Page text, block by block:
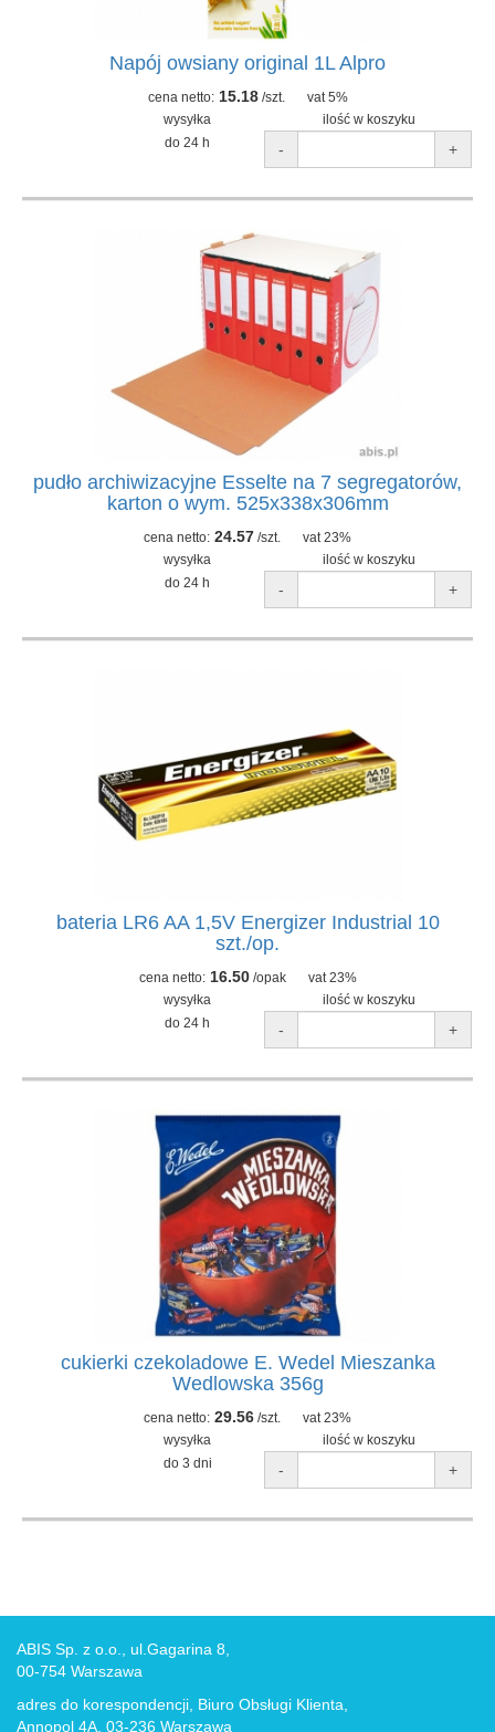
Napój owsiany original 1L Alpro
cena netto: 15.18/szt.
vat 5%
wysyłka
ilość w koszyku
do 24 h
- +
pudło archiwizacyjne Esselte na 7 segregatorów,
karton o wym. 525x338x306mm
cena netto: 24.57 /szt.
vat 23%
wysyłka
ilość w koszyku
do 24 h
- +
bateria LR6 AA 1,5V Energizer Industrial 10
szt./op.
cena netto: 16.50/opak
vat 23%
wysyłka
ilość w koszyku
do 24 h
- +
cukierki czekoladowe E. Wedel Mieszanka
Wedlowska 356g
cena netto: 29.56 /szt.
vat 23%
wysyłka
ilość w koszyku
do 3 dni
- +
ABIS Sp. z o.o., ul.Gagarina 8,
00-754 Warszawa
adres do korespondencji, Biuro Obsługi Klienta,
Annopol 4A, 03-236 Warszawa